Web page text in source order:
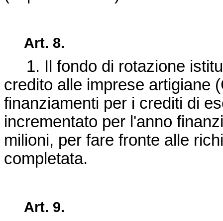
Art. 8.
1. Il fondo di rotazione
credito alle imprese artigiane
finanziamenti per i crediti di
incrementato per l'anno
milioni, per fare fronte alle
completata.
Art. 9.